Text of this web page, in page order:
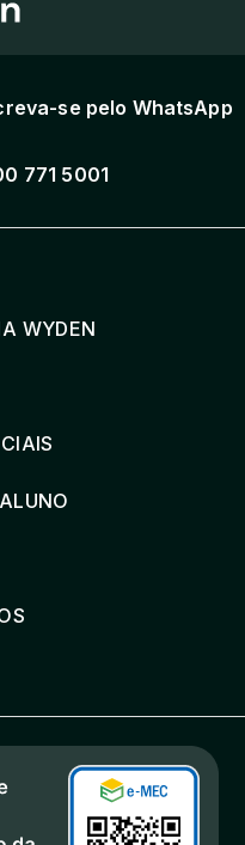
771 5001
se pelo WhatsApp
WYDEN